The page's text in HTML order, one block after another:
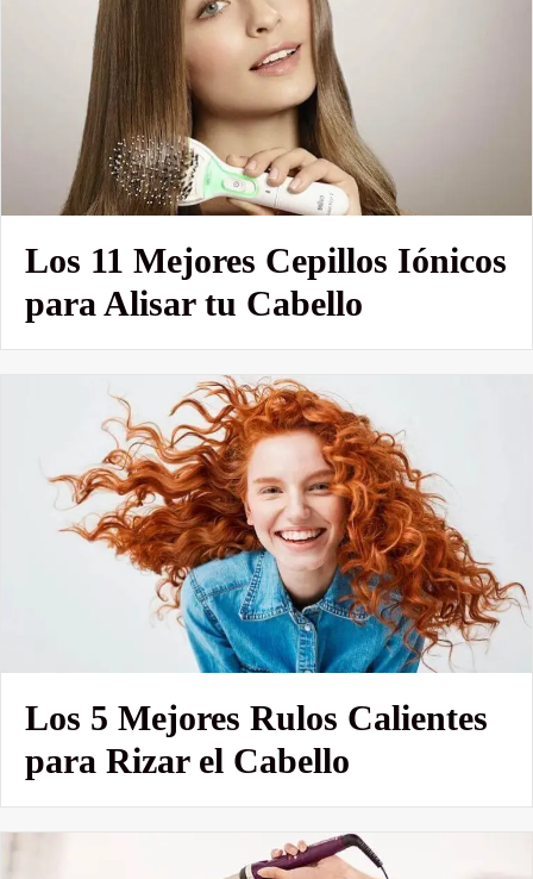
Los 11 Mejores Cepillos Iónicos
para Alisar tu Cabello
Los 5 Mejores Rulos Calientes
para Rizar el Cabello